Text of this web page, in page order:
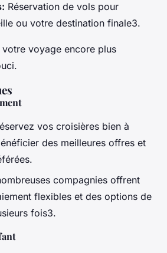
Réservation de vols pour
ou votre destination finale3.
voyage encore plus
vos croisières bien à
des meilleures offres et
compagnies offrent
flexibles et des options de
fois3.